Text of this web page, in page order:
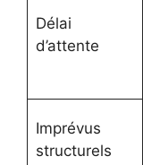
Délai
d’attente
Imprévus
structurels